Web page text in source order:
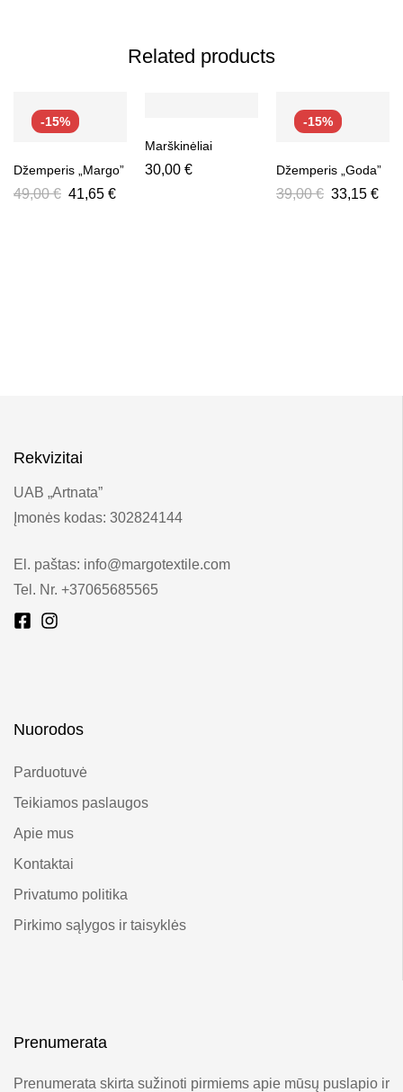
Related products
-15%
Džemperis „Margo”
49,00€ 41,65 €
Marškinėliai
30,00 €
-15%
Džemperis „Goda”
39,00€ 33,15 €
Rekvizitai
UAB „Artnata”
Įmonės kodas: 302824144
El. paštas: info@margotextile.com
Tel. Nr. +37065685565
Nuorodos
Parduotuvė
Teikiamos paslaugos
Apie mus
Kontaktai
Privatumo politika
Pirkimo sąlygos ir taisyklės
Prenumerata
Prenumerata skirta sužinoti pirmiems apie mūsų puslapio ir